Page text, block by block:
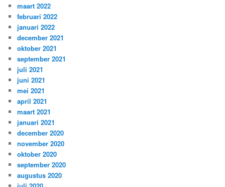
maart 2022
februari 2022
januari 2022
december 2021
oktober 2021
september 2021
juli 2021
juni 2021
mei 2021
april 2021
maart 2021
januari 2021
december 2020
november 2020
oktober 2020
september 2020
augustus 2020